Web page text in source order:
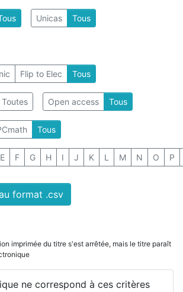
Unicas Tous
Flip to Elec Tous
Toutes Open access Tous
Tous
E F G H I J K L M N O P
format .csv
imprimée du titre s'est arrêtée, mais le titre paraît
ne correspond à ces critères